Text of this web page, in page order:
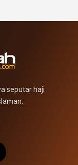
seputar haji